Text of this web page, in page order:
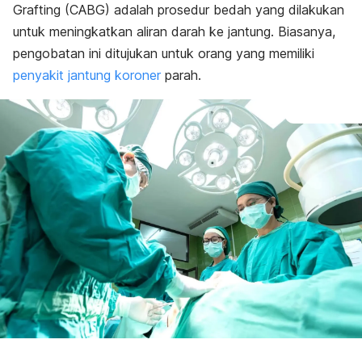
Perawatan pascaoperasi bypass jantung
Grafting (CABG) adalah prosedur bedah yang dilakukan
untuk meningkatkan aliran darah ke jantung. Biasanya,
pengobatan ini ditujukan untuk orang yang memiliki
penyakit jantung koroner parah.